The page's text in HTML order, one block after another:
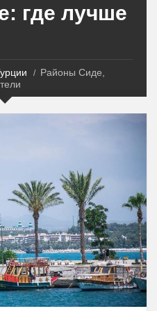
где лучше
Районы Сиде,